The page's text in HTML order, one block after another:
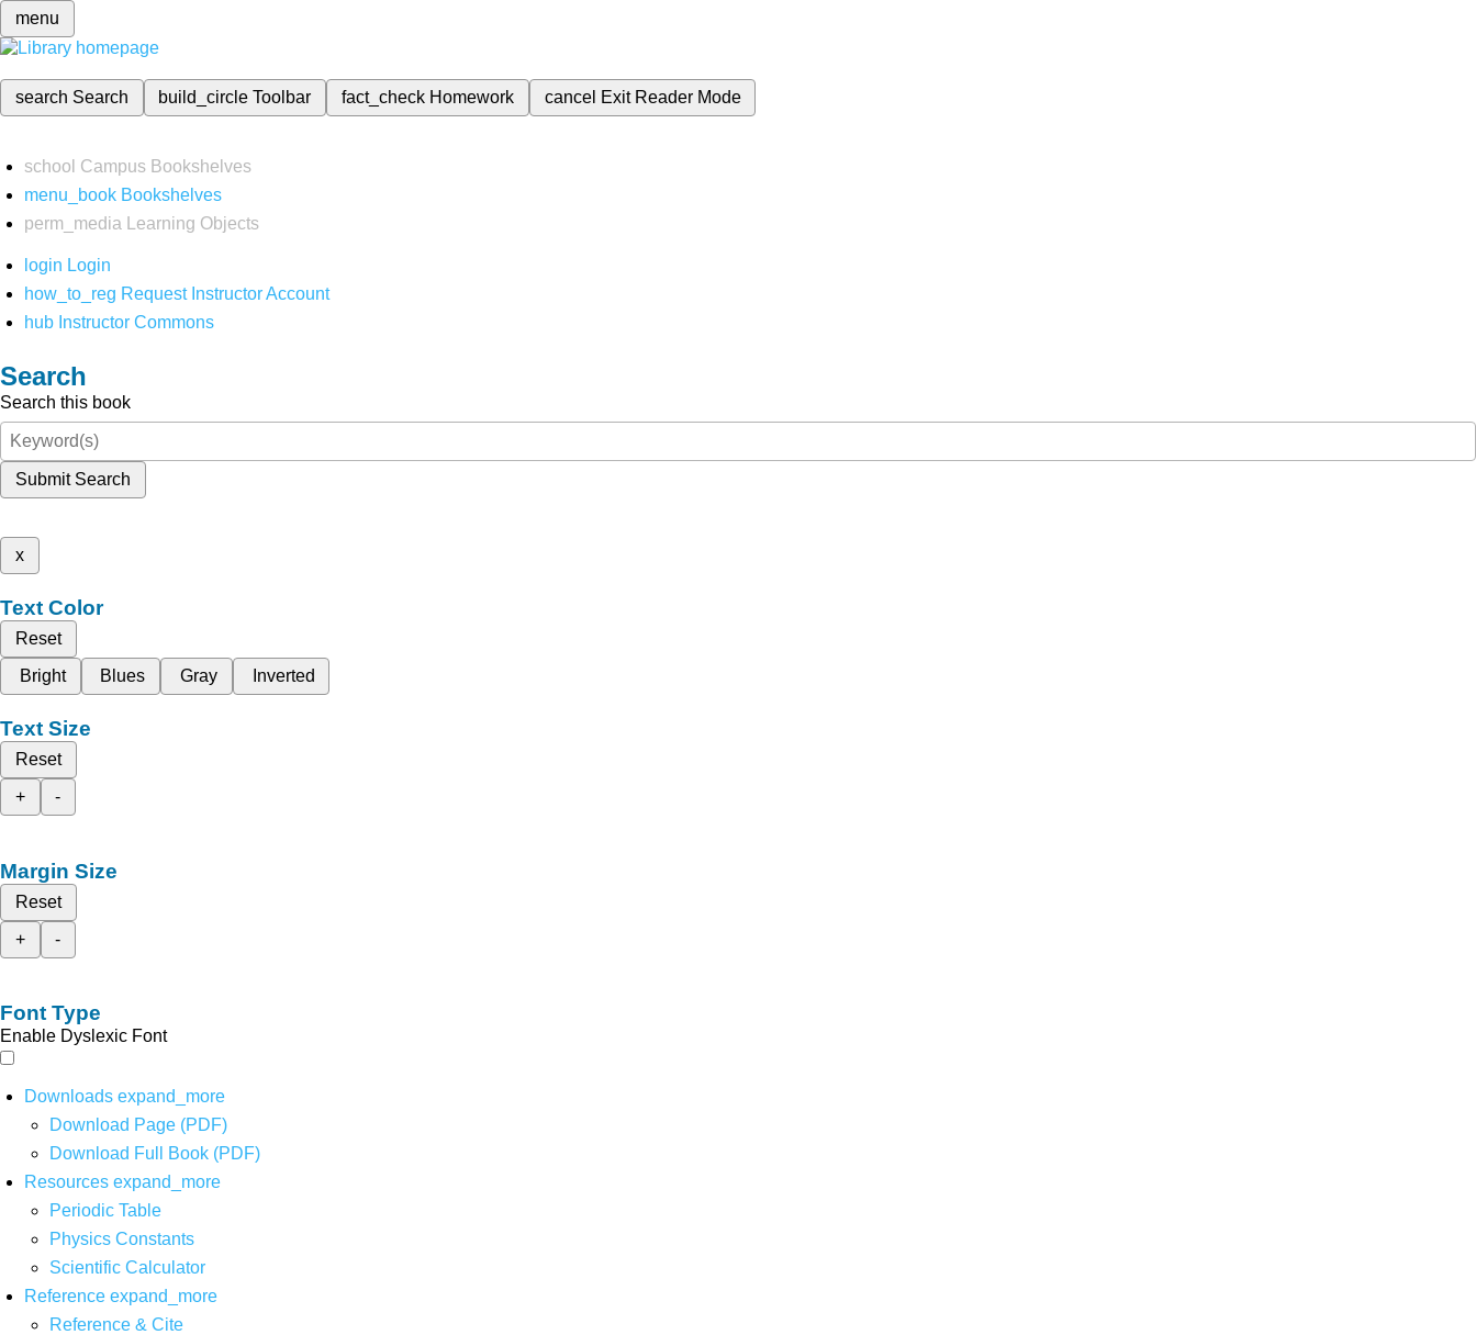
menu
search Search build_circleToolbar fact_check Homework cancel Exit Reader Mode
school Campus Bookshelves
menu_book Bookshelves
perm_media
Learning Objects
login Login
how_to_reg Request Instructor Account
hub Instructor Commons
Search
Search this book
Submit Search
x
Text Color
Reset
Bright
Blues Gray Inverted
Text Size
Reset
+
-
Margin Size
Reset
+
-
Font Type
Enable Dyslexic Font
Downloads expand_more
Download Page (PDF)
Download Full Book (PDF)
Resources expand_more
Periodic Table
Physics Constants
Scientific Calculator
Reference expand_more
Reference & Cite